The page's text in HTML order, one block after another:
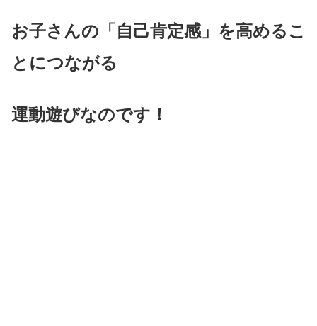
お子さんの「自己肯定感」を高めるこ
とにつながる
運動遊びなのです！